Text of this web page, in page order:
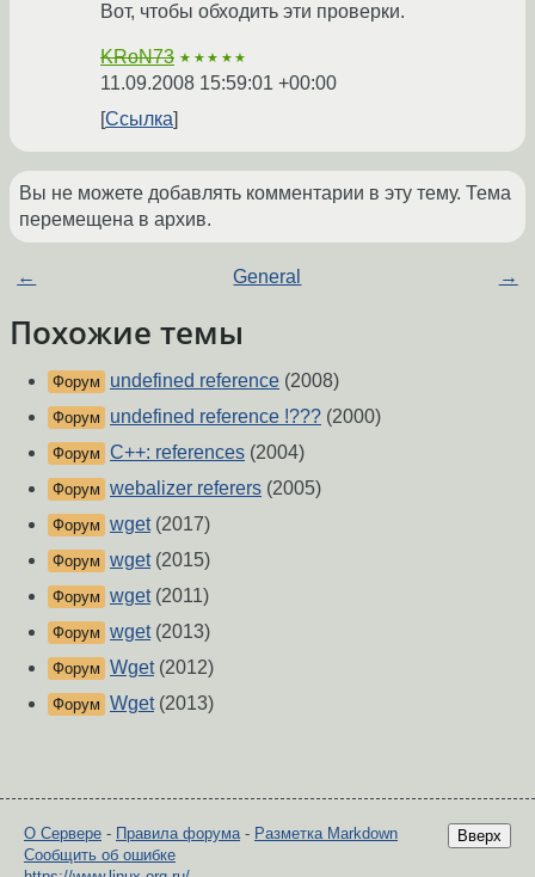
Вот, чтобы обходить эти проверки.
KRoN73 ★★★★★
11.09.2008 15:59:01 +00:00
Ссылка
Вы не можете добавлять комментарии в эту тему. Тема
перемещена в архив.
← General →
Похожие темы
Форум undefined reference (2008)
Форум undefined reference !??? (2000)
Форум C++: references (2004)
Форум webalizer referers (2005)
Форум wget(2017)
Форум wget(2015)
Форум wget(2011)
Форум wget(2013)
Форум Wget(2012)
Форум Wget(2013)
Вверх
О Сервере - Правила форума- Разметка Markdown
Сообщить об ошибке